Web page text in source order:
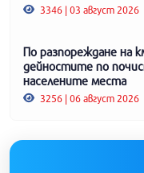
3346 | 03 август 2026
По разпореждане на
дейностите по
населените места
3256 | 06 август 2026